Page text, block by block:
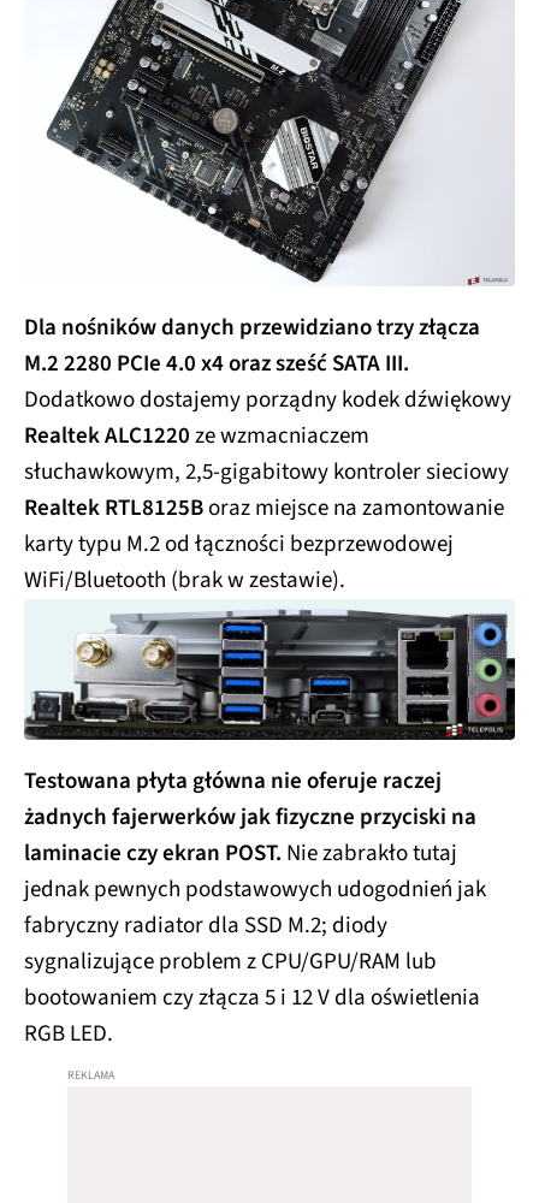
Dla nośników danych przewidziano trzy złącza
M.2 2280 PCIe 4.0 x4 oraz sześć SATA III.
Dodatkowo dostajemy porządny kodek dźwiękowy
Realtek ALC1220ze wzmacniaczem
słuchawkowym, 2,5-gigabitowy kontroler sieciowy
Realtek RTL8125Boraz miejsce na zamontowanie
karty typu M.2 od łączności bezprzewodowej
WiFi/Bluetooth (brak w zestawie).
Testowana płyta główna nie oferuje raczej
żadnych fajerwerków jak fizyczne przyciski na
laminacie czy ekran POST. Nie zabrakło tutaj
jednak pewnych podstawowych udogodnień jak
fabryczny radiator dla SSD M.2; diody
sygnalizujące problem z CPU/GPU/RAM lub
bootowaniem czy złącza 5 i 12 V dla oświetlenia
RGB LED.